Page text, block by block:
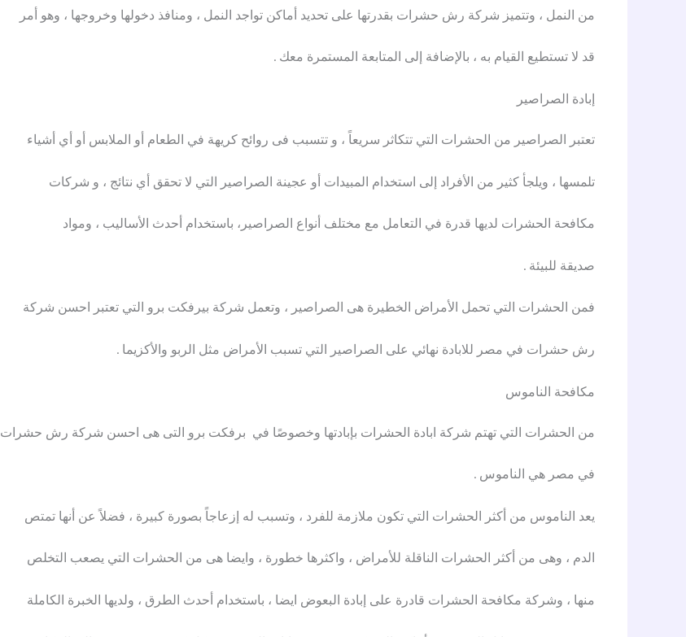
من النمل ، وتتميز شركة رش حشرات بقدرتها على تحديد أماكن تواجد النمل ، ومنافذ دخولها وخروجها ، وهو أمر
قد لا تستطيع القيام به ، بالإضافة إلى المتابعة المستمرة معك .
إبادة الصراصير
تعتبر الصراصير من الحشرات التي تتكاثر سريعاً ، و تتسبب فى روائح كريهة في الطعام أو الملابس أو أي أشياء
تلمسها ، ويلجأ كثير من الأفراد إلى استخدام المبيدات أو عجينة الصراصير التي لا تحقق أي نتائج ، و شركات
مكافحة الحشرات لديها قدرة في التعامل مع مختلف أنواع الصراصير، باستخدام أحدث الأساليب ، ومواد
صديقة للبيئة .
فمن الحشرات التي تحمل الأمراض الخطيرة هى الصراصير ، وتعمل شركة بيرفكت برو التي تعتبر احسن شركة
رش حشرات في مصر للابادة نهائي على الصراصير التي تسبب الأمراض مثل الربو والأكزيما .
مكافحة الناموس
من الحشرات التي تهتم شركة ابادة الحشرات بإبادتها وخصوصًا في برفكت برو التى هى احسن شركة رش حشرات
في مصر هي الناموس .
يعد الناموس من أكثر الحشرات التي تكون ملازمة للفرد ، وتسبب له إزعاجاً بصورة كبيرة ، فضلاً عن أنها تمتص
الدم ، وهى من أكثر الحشرات الناقلة للأمراض ، واكثرها خطورة ، وايضا هى من الحشرات التي يصعب التخلص
منها ، وشركة مكافحة الحشرات قادرة على إبادة البعوض ايضا ، باستخدام أحدث الطرق ، ولديها الخبرة الكاملة